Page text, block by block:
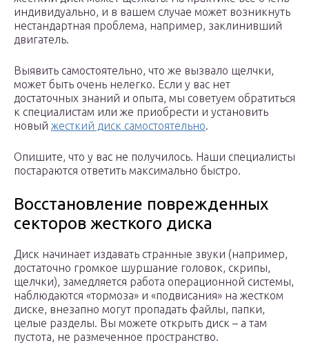
индивидуально, и в вашем случае может возникнуть
нестандартная проблема, например, заклинивший
двигатель.
Выявить самостоятельно, что же вызвало щелчки,
может быть очень нелегко. Если у вас нет
достаточных знаний и опыта, мы советуем обратиться
к специалистам или же приобрести и установить
новый жесткий диск самостоятельно.
Опишите, что у вас не получилось. Наши специалисты
постараются ответить максимально быстро.
Восстановление поврежденных
секторов жесткого диска
Диск начинает издавать странные звуки (например,
достаточно громкое шуршание головок, скрипы,
щелчки), замедляется работа операционной системы,
наблюдаются «тормоза» и «подвисания» на жестком
диске, внезапно могут пропадать файлы, папки,
целые разделы. Вы можете открыть диск – а там
пустота, не размеченное пространство.